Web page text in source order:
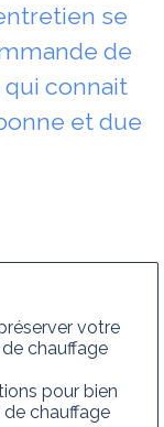
se
de
connait
et due
votre
chauffage
pour bien
chauffage